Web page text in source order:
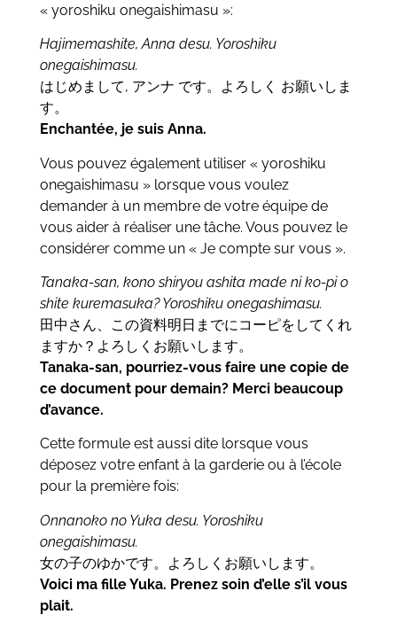
« yoroshiku onegaishimasu »:
Hajimemashite, Anna desu. Yoroshiku
onegaishimasu.
はじめまして, アンナ です。よろしく お願いしま
す。
Enchantée, je suis Anna.
Vous pouvez également utiliser « yoroshiku
onegaishimasu » lorsque vous voulez
demander à un membre de votre équipe de
vous aider à réaliser une tâche. Vous pouvez le
considérer comme un « Je compte sur vous ».
Tanaka-san, kono shiryou ashita made ni ko-pi o
shite kuremasuka? Yoroshiku onegashimasu.
田中さん、この資料明日までにコーピをしてくれ
ますか？よろしくお願いします。
Tanaka-san, pourriez-vous faire une copie de
ce document pour demain? Merci beaucoup
d’avance.
Cette formule est aussi dite lorsque vous
déposez votre enfant à la garderie ou à l’école
pour la première fois:
Onnanoko no Yuka desu. Yoroshiku
onegaishimasu.
女の子のゆかです。よろしくお願いします。
Voici ma fille Yuka. Prenez soin d’elle s’il vous
plait.